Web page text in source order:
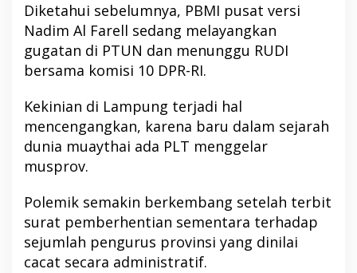
Diketahui sebelumnya, PBMI pusat versi
Nadim Al Farell sedang melayangkan
gugatan di PTUN dan menunggu RUDI
bersama komisi 10 DPR-RI.
Kekinian di Lampung terjadi hal
mencengangkan, karena baru dalam sejarah
dunia muaythai ada PLT menggelar
musprov.
Polemik semakin berkembang setelah terbit
surat pemberhentian sementara terhadap
sejumlah pengurus provinsi yang dinilai
cacat secara administratif.